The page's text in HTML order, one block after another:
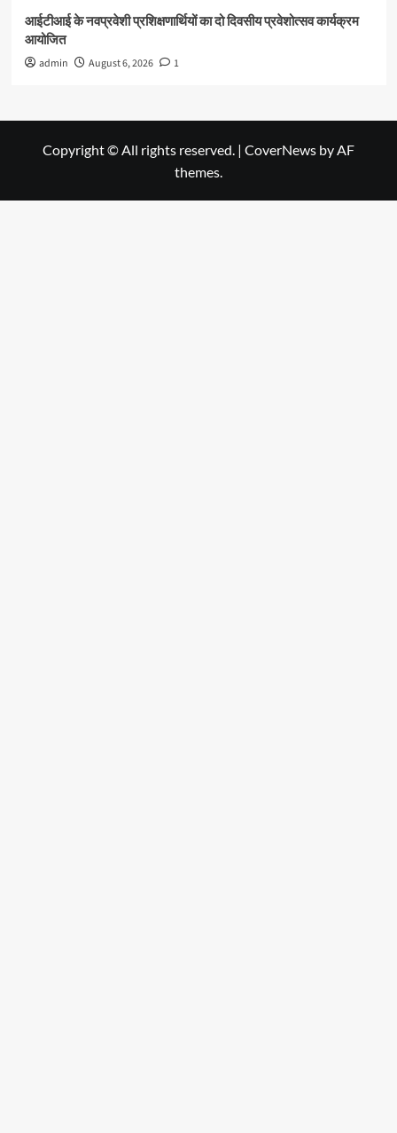
आईटीआई के नवप्रवेशी प्रशिक्षणार्थियों का दो दिवसीय प्रवेशोत्सव कार्यक्रम
आयोजित
admin August 6, 2026 1
Copyright © All rights reserved. | CoverNews by AF
themes.